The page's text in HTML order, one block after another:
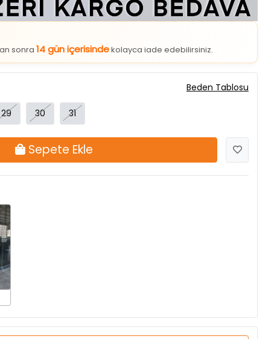
sonra14 gün içerisindekolayca iade edebilirsiniz.
Sepete Ekle
Koleksiyona Ekle